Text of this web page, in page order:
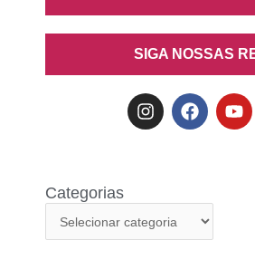
SIGA NOSSAS
Categorias